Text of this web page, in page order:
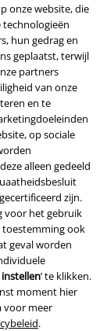
onze website, die
technologieën
hun gedrag en
geplaatst, terwijl
partners
van onze
en te
op sociale
alleen gedeeld
zijn.
voor het gebruik
toestemming ook
geval worden
’ te klikken.
moment hier
voor meer
.